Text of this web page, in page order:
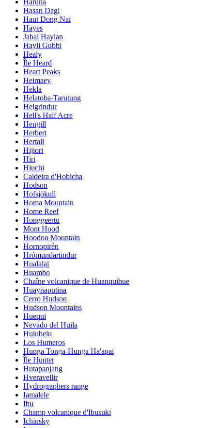
Hasan Dagi
Haut Dong Nai
Hayes
Jabal Haylan
Hayli Gubbi
Healy
Île Heard
Heart Peaks
Heimaey
Hekla
Helatoba-Tarutung
Helgrindur
Hell's Half Acre
Hengill
Herbert
Hertali
Hijiori
Hiri
Hiuchi
Caldeira d'Hobicha
Hodson
Hofsjökull
Homa Mountain
Home Reef
Honggeertu
Mont Hood
Hoodoo Mountain
Hornopirén
Hrómundartindur
Hualalai
Huambo
Chaîne volcanique de Huanquihue
Huaynaputina
Cerro Hudson
Hudson Mountains
Huequi
Nevado del Huila
Hulubelu
Los Humeros
Hunga Tonga-Hunga Ha'apai
Île Hunter
Hutapanjang
Hveravellir
Hydrographers range
Iamalele
Ibu
Champ volcanique d'Ibusuki
Ichinsky